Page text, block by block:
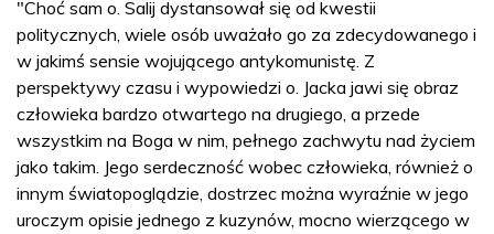
"Choć sam o. Salij dystansował się od kwestii
politycznych, wiele osób uważało go za zdecydowanego i
w jakimś sensie wojującego antykomunistę. Z
perspektywy czasu i wypowiedzi o. Jacka jawi się obraz
człowieka bardzo otwartego na drugiego, a przede
wszystkim na Boga w nim, pełnego zachwytu nad życiem
jako takim. Jego serdeczność wobec człowieka, również o
innym światopoglądzie, dostrzec można wyraźnie w jego
uroczym opisie jednego z kuzynów, mocno wierzącego w